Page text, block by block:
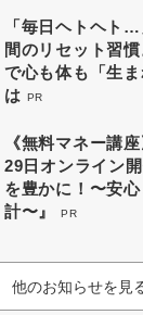
「毎日ヘトヘト
間のリセット習
で心も体も「生
は PR
《無料マネー講
29日オンライン
を豊かに！〜安
計〜』
PR
他のお知らせを見